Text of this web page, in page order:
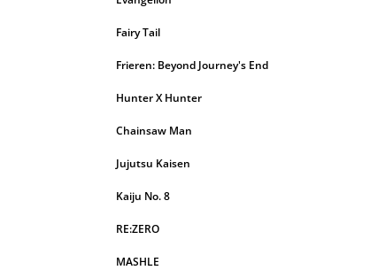
Fairy Tail
Frieren: Beyond Journey's End
Hunter X Hunter
Chainsaw Man
Jujutsu Kaisen
Kaiju No. 8
RE:ZERO
MASHLE